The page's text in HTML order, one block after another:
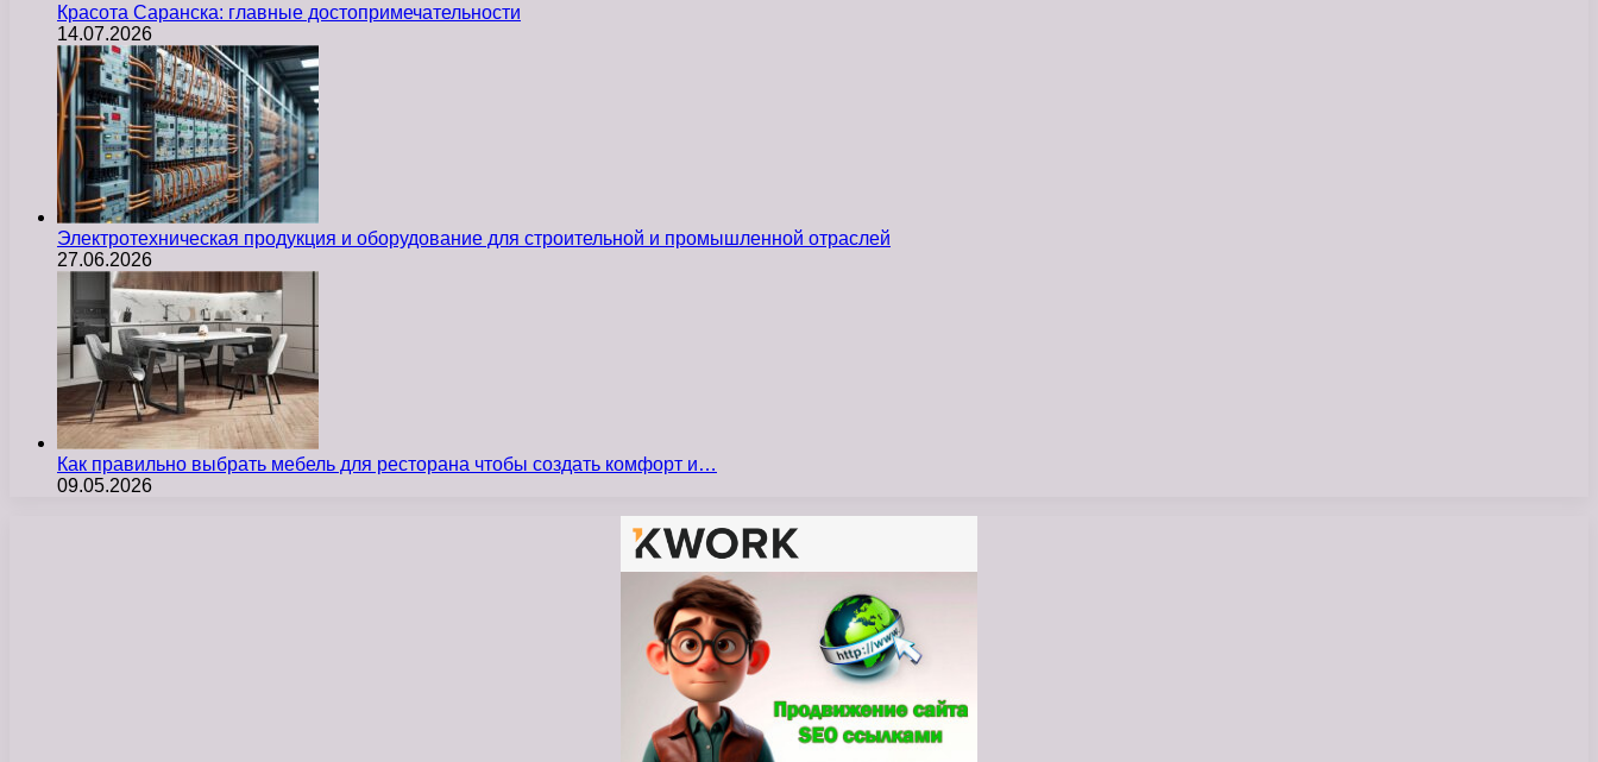
Красота Саранска: главные достопримечательности
14.07.2026
Электротехническая продукция и оборудование для строительной и промышленной отраслей
27.06.2026
Как правильно выбрать мебель для ресторана чтобы создать комфорт и…
09.05.2026